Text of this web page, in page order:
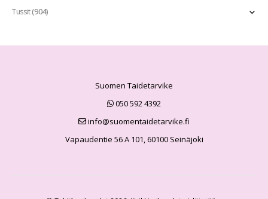
Tussit(904)
Suomen Taidetarvike
050 592 4392
info@suomentaidetarvike.fi
Vapaudentie 56 A 101, 60100 Seinäjoki